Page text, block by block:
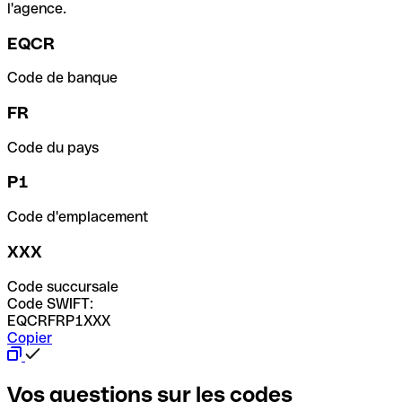
l'agence.
EQCR
Code de banque
FR
Code du pays
P1
Code d'emplacement
XXX
Code succursale
Code SWIFT:
EQCRFRP1XXX
Copier
Vos questions sur les codes